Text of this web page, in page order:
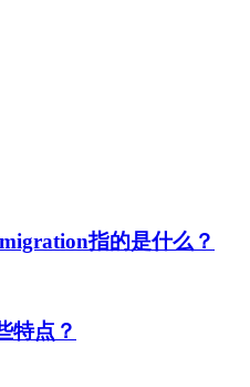
指的是什么？
特点？